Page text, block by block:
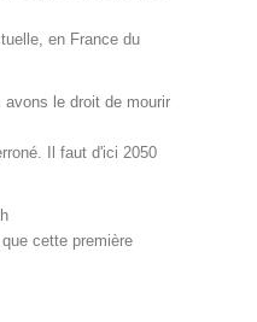
en France du
avons le droit de mourir
Il faut d'ici 2050
cette première